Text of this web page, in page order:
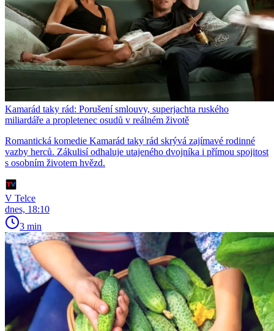
Kamarád taky rád: Porušení smlouvy, superjachta ruského
miliardáře a propletenec osudů v reálném životě
Romantická komedie Kamarád taky rád skrývá zajímavé rodinné
vazby herců. Zákulisí odhaluje utajeného dvojníka i přímou spojitost
s osobním životem hvězd.
V Telce
dnes, 18:10
3 min